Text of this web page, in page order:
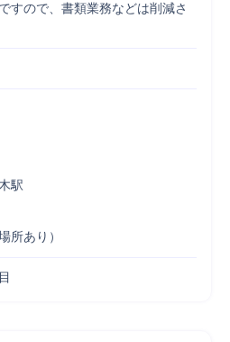
すので、書類業務などは削減さ
駅
所あり）